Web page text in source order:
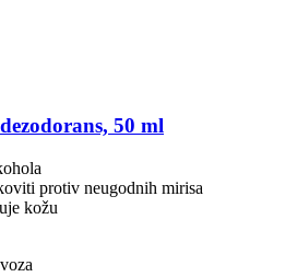
50 ml
protiv neugodnih mirisa
kožu